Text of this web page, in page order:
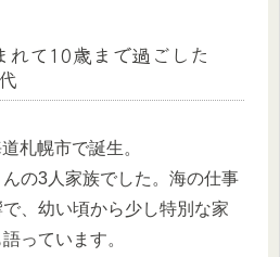
れて10歳まで過ごした
札幌市で誕生。
の3人家族でした。海の仕事
、幼い頃から少し特別な家
っています。